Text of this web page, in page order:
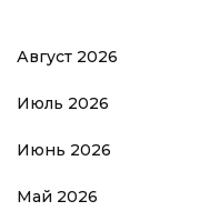
Август 2026
Июль 2026
Июнь 2026
Май 2026